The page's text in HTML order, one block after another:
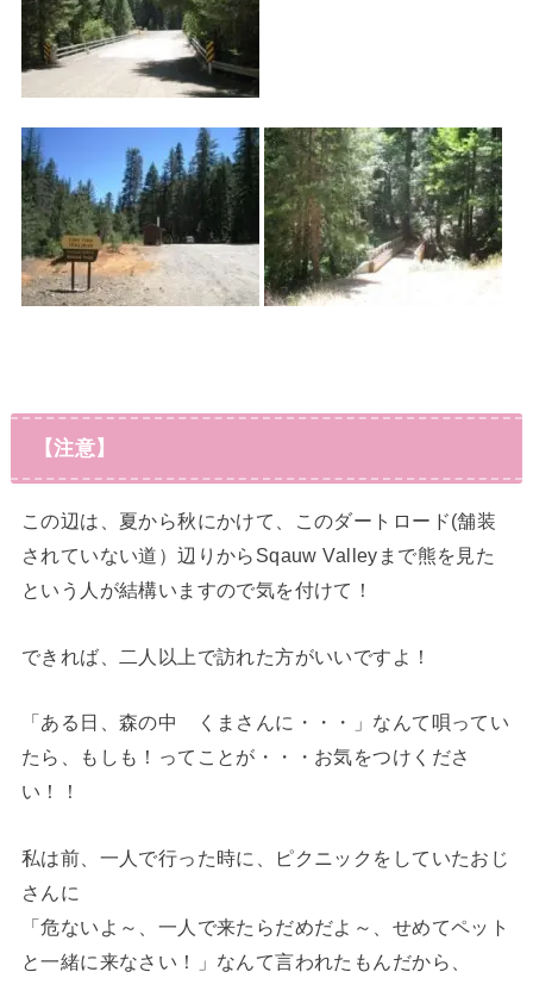
【注意】
この辺は、夏から秋にかけて、このダートロード(舗装
されていない道）辺りからSqauw Valleyまで熊を見た
という人が結構いますので気を付けて！
できれば、二人以上で訪れた方がいいですよ！
「ある日、森の中 くまさんに・・・」なんて唄ってい
たら、もしも！ってことが・・・お気をつけくださ
い！！
私は前、一人で行った時に、ピクニックをしていたおじ
さんに
「危ないよ～、一人で来たらだめだよ～、せめてペット
と一緒に来なさい！」なんて言われたもんだから、